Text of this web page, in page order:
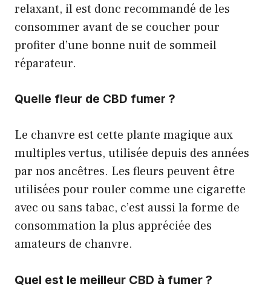
relaxant, il est donc recommandé de les
consommer avant de se coucher pour
profiter d’une bonne nuit de sommeil
réparateur.
Quelle fleur de CBD fumer ?
Le chanvre est cette plante magique aux
multiples vertus, utilisée depuis des années
par nos ancêtres. Les fleurs peuvent être
utilisées pour rouler comme une cigarette
avec ou sans tabac, c’est aussi la forme de
consommation la plus appréciée des
amateurs de chanvre.
Quel est le meilleur CBD à fumer ?